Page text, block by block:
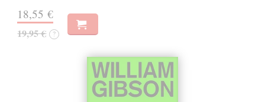
18,55 €
19,95 € ?